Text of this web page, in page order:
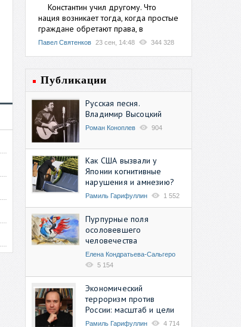
Константин учил другому. Что
нация возникает тогда, когда простые
граждане обретают права, в
Павел Святенков 23 сен, 14:48 344 328
Публикации
Русская песня.
Владимир Высоцкий
Роман Коноплев 904
Как США вызвали у
Японии когнитивные
нарушения и амнезию?
Рамиль Гарифуллин 1 552
Пурпурные поля
осоловевшего
человечества
Елена Кондратьева-Сальгеро
5 154
Экономический
терроризм против
России: масштаб и цели
Рамиль Гарифуллин 4 714